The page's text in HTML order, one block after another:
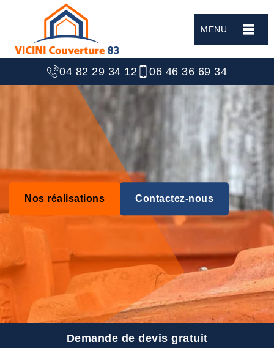
MENU
04 82 29 34 12 06 46 36 69 34
Nos réalisations Contactez-nous
Demande de devis gratuit